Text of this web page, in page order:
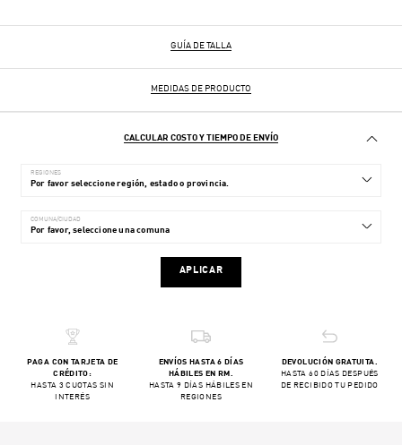
GUÍA DE TALLA
MEDIDAS DE PRODUCTO
CALCULAR COSTO Y TIEMPO DE ENVÍO
REGIONES
COMUNA/CIUDAD
APLICAR
PAGA CON TARJETA DE
CRÉDITO:
HASTA 3 CUOTAS SIN
INTERÉS
ENVÍOS HASTA 6 DÍAS
HÁBILES EN RM.
HASTA 9 DÍAS HÁBILES EN
REGIONES
DEVOLUCIÓN GRATUITA.
HASTA 60 DÍAS DESPUÉS
DE RECIBIDO TU PEDIDO